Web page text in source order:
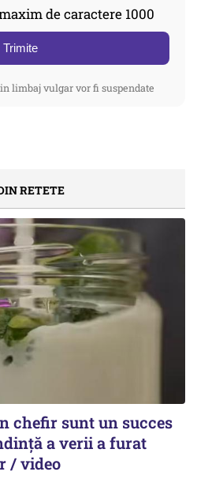
de caractere 1000
Trimite
limbaj vulgar vor fi suspendate
RETETE
chefir sunt un succes
a verii a furat
/ video